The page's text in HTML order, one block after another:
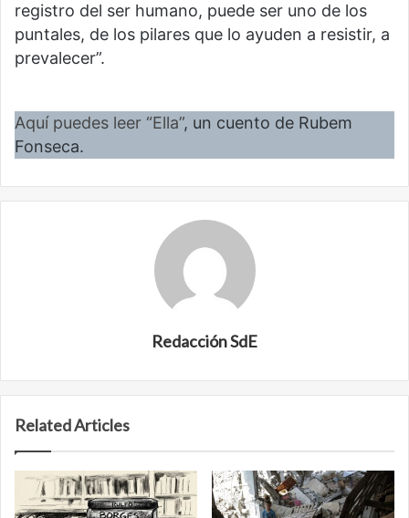
registro del ser humano, puede ser uno de los
puntales, de los pilares que lo ayuden a resistir, a
prevalecer”.
Aquí puedes leer “Ella”, un cuento de Rubem
Fonseca.
Redacción SdE
Related Articles